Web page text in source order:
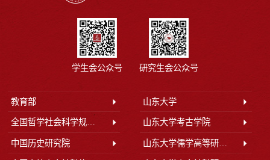
学生会公众号 研究生会公众号
教育部 山东大学
全国哲学社会科学规划办公室 山东大学考古学院
中国历史研究院 山东大学儒学高等研究院